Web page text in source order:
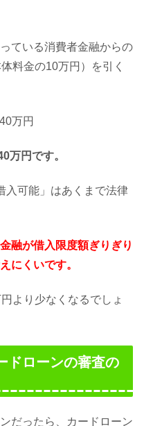
ている消費者金融からの
料金の10万円）を引く
万円
万円です。
入可能」はあくまで法律
融が借入限度額ぎりぎり
にくいです。
より少なくなるでしょ
ドローンの審査の
だったら、カードローン